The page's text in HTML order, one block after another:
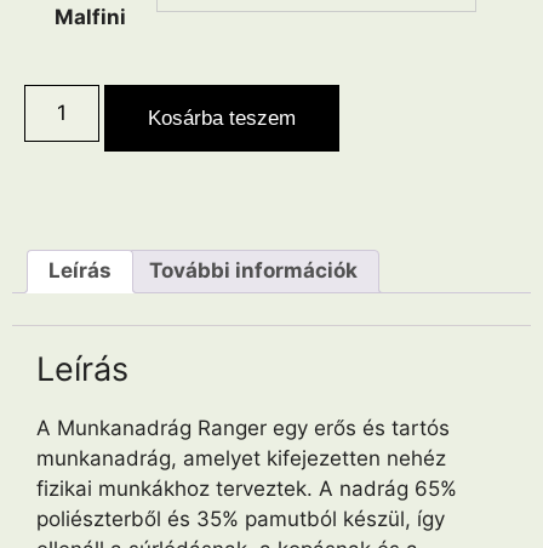
Malfini
Kosárba teszem
Leírás További információk
Leírás
A Munkanadrág Ranger egy erős és tartós
munkanadrág, amelyet kifejezetten nehéz
fizikai munkákhoz terveztek. A nadrág 65%
poliészterből és 35% pamutból készül, így